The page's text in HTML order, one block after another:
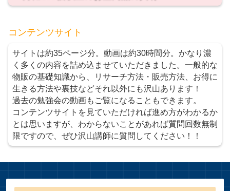
コンテンツサイト
サイトは約35ページ分。動画は約30時間分。かなり濃
く多くの内容を詰め込ませていただきました。一般的な
物販の基礎知識から、リサーチ方法・販売方法、お得に
生きる方法や裏技などそれ以外にも沢山あります！
過去の勉強会の動画もご覧になることもできます。
コンテンツサイトを見ていただければ進め方がわかるか
とは思いますが、わからないことがあれば質問回数無制
限ですので、ぜひ沢山講師に質問してください！！